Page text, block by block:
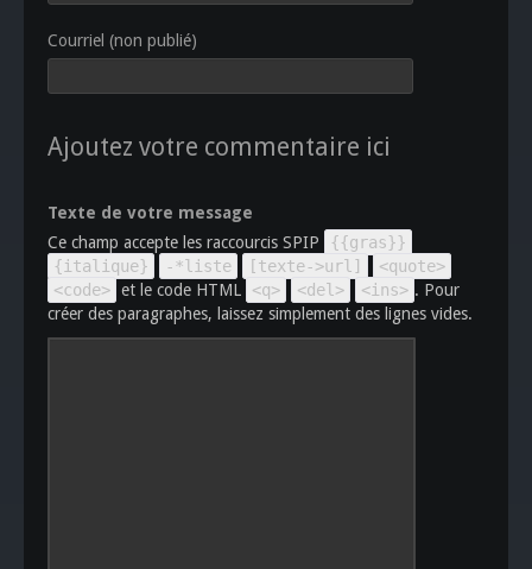
Courriel (non publié)
Ajoutez votre commentaire ici
Texte de votre message
Ce champ accepte les raccourcis SPIP
{{gras}}
{italique}
-*liste [texte->url]
<quote>
<code> et le code HTML <q> <del> <ins> . Pour
créer des paragraphes, laissez simplement des lignes vides.